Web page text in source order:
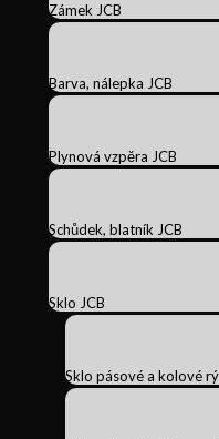
Zámek JCB
Barva, nálepka JCB
Plynová vzpěra JCB
Schůdek, blatník JCB
Sklo JCB
Sklo pásové a kolové